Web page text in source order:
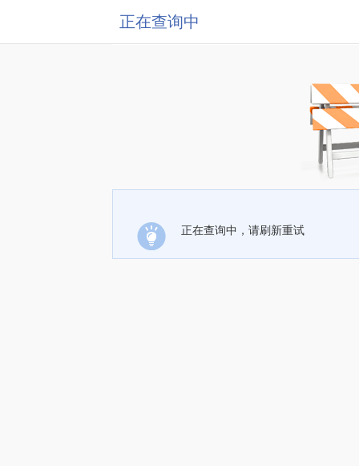
正在查询中
正在查询中，请刷新重试